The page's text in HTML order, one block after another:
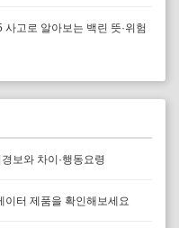
고로 알아보는 백린 뜻·위험
보와 차이·행동요령
이터 제품을 확인해보세요